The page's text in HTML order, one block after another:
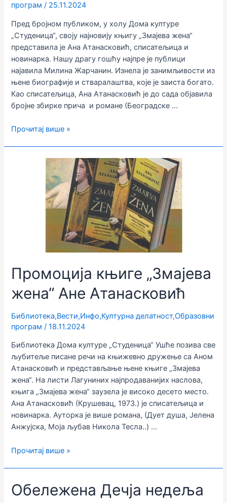
програм / 25.11.2024
Пред бројном публиком, у холу Дома културе
„Студеница“, своју најновију књигу „Змајева жена“
представила је Ана Атанасковић, списатељица и
новинарка. Нашу драгу гошћу најпре је публици
најавила Милина Жарчанин. Изнела је занимљивости из
њене биографије и стваралаштва, које је заиста богато.
Као списатељица, Ана Атанасковић је до сада објавила
бројне збирке прича и романе (Београдске …
Представљена
Атанасковић
Прочитај више »
Промоција књиге „Змајева
жена“ Ане Атанасковић
Библиотека,Вести,Инфо,Културна делатност,Образовни
програм /18.11.2024
Библиотека Дома културе „Студеница“ Ушће позива све
љубитеље писане речи на књижевно дружење са Аном
Атанасковић и представљање њене књиге „Змајева
жена“. На листи Лагуниних најпродаванијих наслова,
књига „Змајева жена“ заузела је високо десето место.
Ана Атанасковић (Крушевац, 1973.) је списатељица и
новинарка. Ауторка је више романа, (Дует душа, Јелена
Анжујска, Моја љубав Никола Тесла..) …
Промоција
жена“
Ане
Прочитај више »
Обележена Дечја недеља